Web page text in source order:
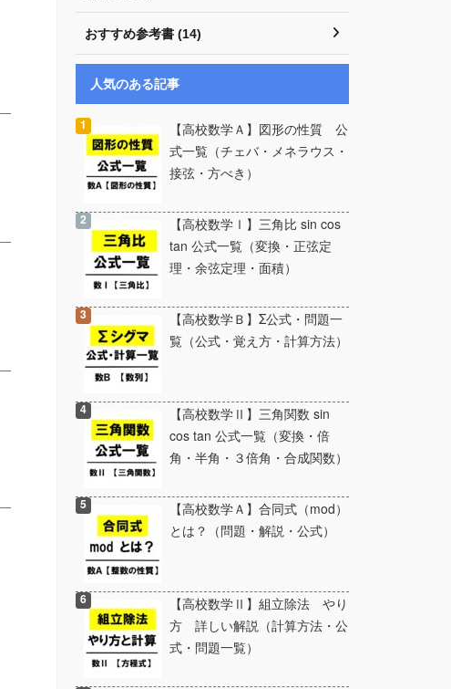
おすすめ参考書 (14)
人気のある記事
【高校数学Ａ】図形の性質 公
式一覧（チェバ・メネラウス・
接弦・方べき）
【高校数学Ⅰ】三角比 sin cos
tan 公式一覧（変換・正弦定
理・余弦定理・面積）
【高校数学Ｂ】Σ公式・問題一
覧（公式・覚え方・計算方法）
【高校数学Ⅱ】三角関数 sin
cos tan 公式一覧（変換・倍
角・半角・３倍角・合成関数）
【高校数学Ａ】合同式（mod）
とは？（問題・解説・公式）
【高校数学Ⅱ】組立除法 やり
方 詳しい解説（計算方法・公
式・問題一覧）